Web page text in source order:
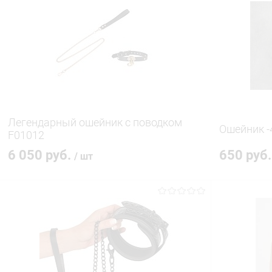
Легендарный ошейник с поводком
F01012
6 050 руб. / шт
В корзину
Сравнение
В избранное В наличии
Ошейник -
650